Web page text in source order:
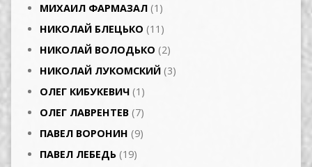
МИХАИЛ ФАРМАЗАЛ (1)
НИКОЛАЙ БЛЕЦЬКО (11)
НИКОЛАЙ ВОЛОДЬКО (2)
НИКОЛАЙ ЛУКОМСКИЙ (3)
ОЛЕГ КИБУКЕВИЧ (1)
ОЛЕГ ЛАВРЕНТЕВ (7)
ПАВЕЛ ВОРОНИН (9)
ПАВЕЛ ЛЕБЕДЬ (19)